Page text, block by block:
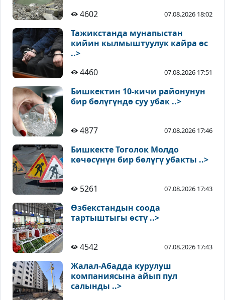
4602 07.08.2026 18:02
Тажикстанда мунапыстан
кийин кылмыштуулук кайра өс
..>
4460
07.08.2026 17:51
Бишкектин 10-кичи районунун
бир бөлүгүндө суу убак ..>
4877 07.08.2026 17:46
Бишкекте Тоголок Молдо
көчөсүнүн бир бөлүгү убакты ..>
5261 07.08.2026 17:43
Өзбекстандын соода
тартыштыгы өстү ..>
4542 07.08.2026 17:43
Жалал-Абадда курулуш
компаниясына айып пул
салынды ..>